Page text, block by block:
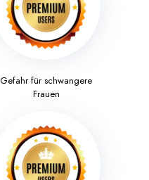
Gefahr für schwangere
Frauen